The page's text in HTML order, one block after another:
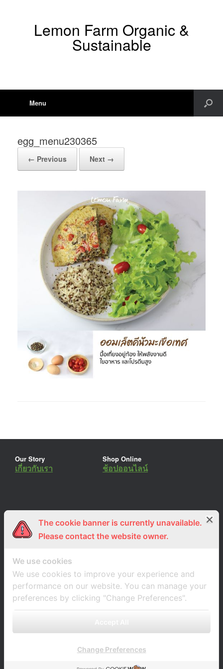
Lemon Farm Organic &
Sustainable
Menu
egg_menu230365
← Previous Next →
Our Story
เกี่ยวกับเรา
Shop Online
ช้อปออนไลน์
ร่วมงานกับเรา
สมัครงาน
Lemon Farm Cafe
ร้านอาหารอินทรีย์
The cookie banner is currently unavailable.
Please contact the website owner.
We use cookies
We use cookies to improve your experience and
performance on our website. You can manage your
preferences by clicking "Change Preferences".
Change Preferences